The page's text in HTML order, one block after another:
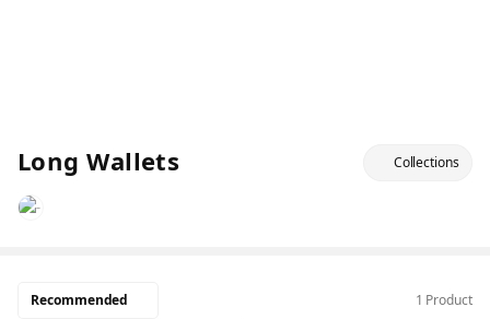
Long Wallets Collections
Recommended
1 Product